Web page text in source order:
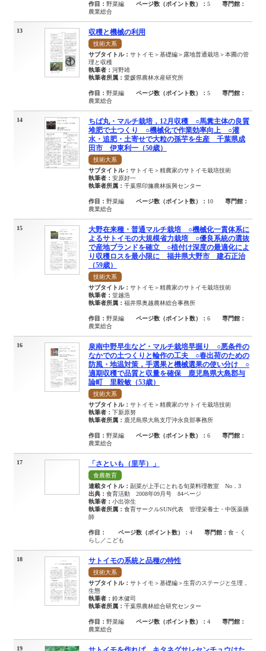
作目： 野菜編 ページ数（ポイント数）： 5
専門館：
農業総合
13 収穫と機械の利用
技術大系
サブタイトル： サトイモ＞基礎編＞露地普通栽培＞本圃の管
理と収穫
執筆者： 河野靖
執筆者所属： 愛媛県農林水産研究所
作目： 野菜編 ページ数（ポイント数）： 5
専門館：
農業総合
14
ちば丸・マルチ栽培，12月収穫 ○馬糞主体の良質
堆肥で土つくり ○機械化で作業効率向上 ○灌
水・追肥・土寄せで大粒の孫芋を生産 千葉県成
田市 伊東利一（50歳）
技術大系
サブタイトル： サトイモ＞精農家のサトイモ栽培技術
執筆者： 安原好一
執筆者所属： 千葉県印旛農林振興センター
作目： 野菜編 ページ数（ポイント数）： 10
専門館：
農業総合
15
大野在来種・普通マルチ栽培 ○機械化一貫体系に
よるサトイモの大規模省力栽培 ○優良系統の選抜
で産地ブランドを確立 ○植付け深度の最適化によ
り収穫ロスを最小限に 福井県大野市 建石正治
（59歳）
技術大系
サブタイトル： サトイモ＞精農家のサトイモ栽培技術
執筆者： 堂越浩
執筆者所属： 福井県奥越農林総合事務所
作目： 野菜編 ページ数（ポイント数）： 6
専門館：
農業総合
16
泉南中野早生など・マルチ栽培早掘り ○悪条件の
なかでの土つくりと輪作の工夫 ○春出荷のための
防風・地温対策，手選果と機械選果の使い分け ○
適期収穫で品質と収量を確保 鹿児島県大島郡与
論町 里毅敏（53歳）
技術大系
サブタイトル： サトイモ＞精農家のサトイモ栽培技術
執筆者： 下新原努
執筆者所属： 鹿児島県大島支庁沖永良部事務所
作目： 野菜編 ページ数（ポイント数）： 6
専門館：
農業総合
17 「さといも（里芋）」
食農教育
連載タイトル： 副菜が上手にとれる旬菜料理教室 No．3
出典： 食育活動 2008年09月号 84ページ
執筆者： 小出弥生
執筆者所属： 食育サークルSUN代表 管理栄養士・中医薬膳
師
作目： ページ数（ポイント数）： 4 専門館： 食・く
らし／こども
18 サトイモの系統と品種の特性
技術大系
サブタイトル： サトイモ＞基礎編＞生育のステージと生理，
生態
執筆者： 鈴木健司
執筆者所属： 千葉県農林総合研究センター
作目： 野菜編 ページ数（ポイント数）： 4
専門館：
農業総合
19